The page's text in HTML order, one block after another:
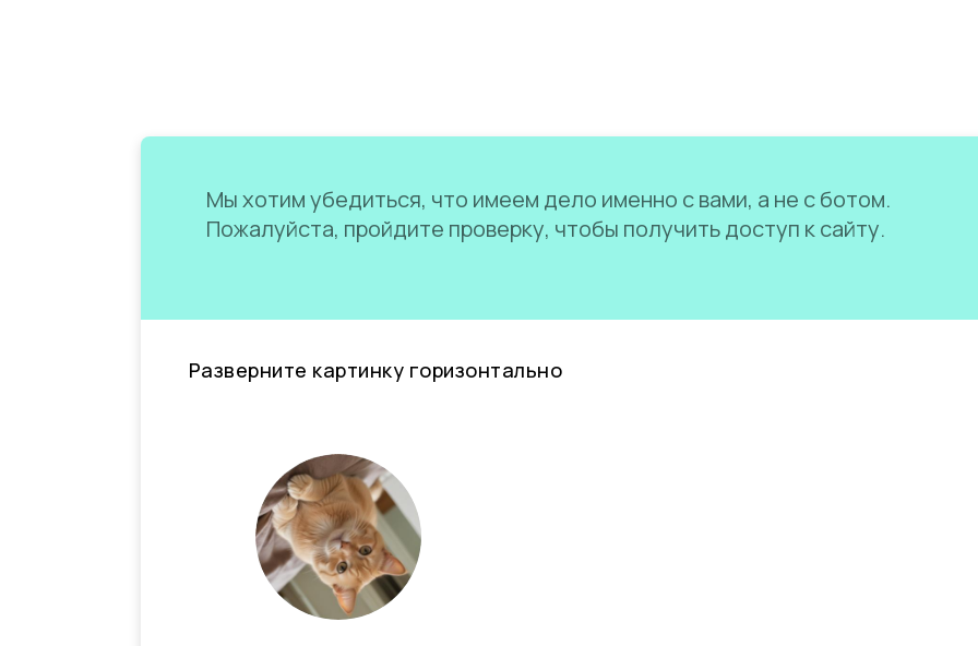
Мы хотим убедиться, что имеем дело именно с вами, а не с ботом.
Пожалуйста, пройдите проверку, чтобы получить доступ к сайту.
Разверните картинку горизонтально